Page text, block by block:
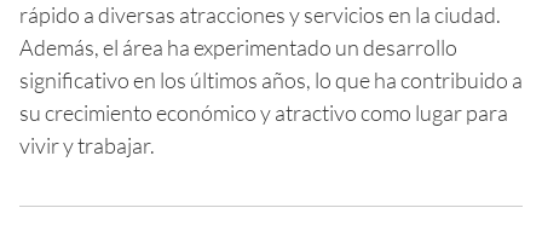
rápido a diversas atracciones y servicios en la ciudad.
Además, el área ha experimentado un desarrollo
significativo en los últimos años, lo que ha contribuido a
su crecimiento económico y atractivo como lugar para
vivir y trabajar.